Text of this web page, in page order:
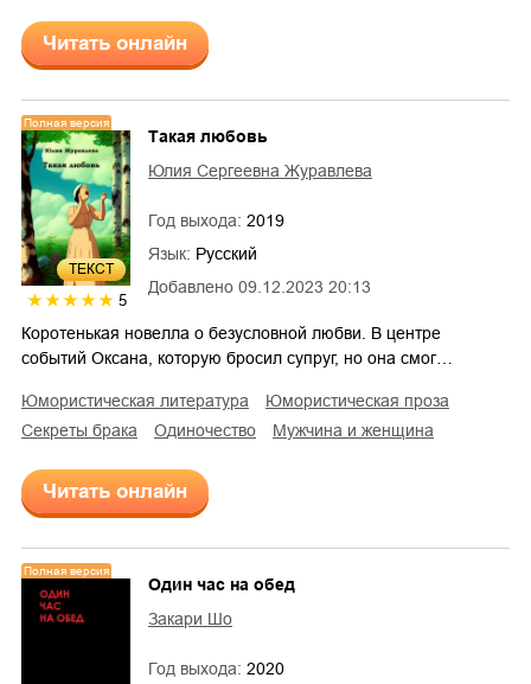
Читать онлайн
ТЕКСТ
Полная версия
5
Добавлено 09.12.2023 20:13
Такая любовь
Юлия Сергеевна Журавлева
Год выхода: 2019
Язык: Русский
Коротенькая новелла о безусловной любви. В центре
событий Оксана, которую бросил супруг, но она смог…
юмористическая литература
юмористическая проза
секреты брака
одиночество мужчина и женщина
Читать онлайн
Полная версия
Один час на обед
Закари Шо
Год выхода: 2020